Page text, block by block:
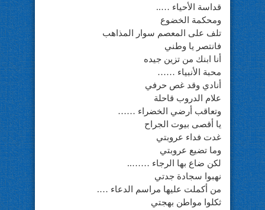
قداسة الأحياء …..
ومحكمة الخضوع
تلف على المعصم سوار المذاهب
فانتصر يا وطني
أنا ابنك من تزين جيده
محبة الأنبياء ……
أنادي وقد غص حرفي
علام الدروب قاحلة
وتعاقب أرضي الخضراء ……
يا أقصى بيوت الجراح
غدت فداء عروبتي
وما تضيع عروبتي
لكن ضاع بها الرجاء ……..
نهبوا سجادة جدتي
من أكملت عليها مراسم الدعاء ….
ثكلوا مواطن بهجتي